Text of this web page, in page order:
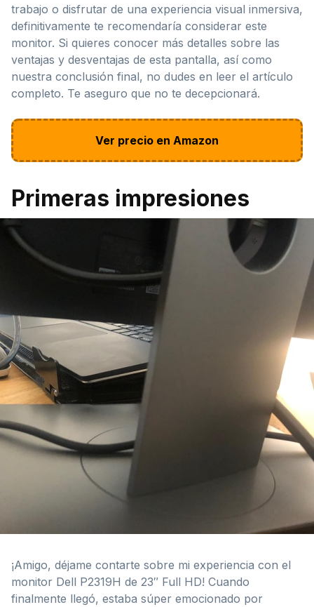
trabajo o disfrutar de una experiencia visual inmersiva,
definitivamente te recomendaría considerar este
monitor. Si quieres conocer más detalles sobre las
ventajas y desventajas de esta pantalla, así como
nuestra conclusión final, no dudes en leer el artículo
completo. Te aseguro que no te decepcionará.
Ver precio en Amazon
Primeras impresiones
¡Amigo, déjame contarte sobre mi experiencia con el
monitor Dell P2319H de 23″ Full HD! Cuando
finalmente llegó, estaba súper emocionado por